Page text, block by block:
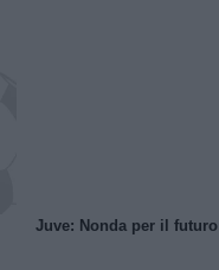
Juve: Nonda per il futuro